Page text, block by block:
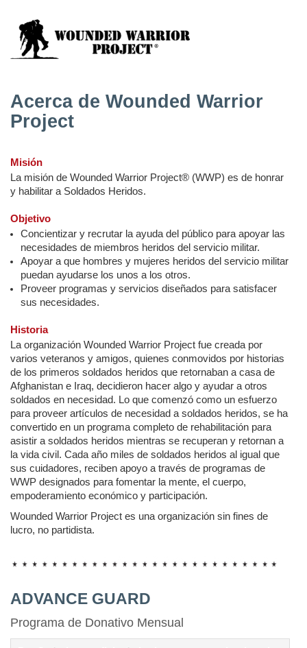
Acerca de Wounded Warrior
Project
Misión
La misión de Wounded Warrior Project® (WWP) es de honrar
y habilitar a Soldados Heridos.
Objetivo
Concientizar y recrutar la ayuda del público para apoyar las
necesidades de miembros heridos del servicio militar.
Apoyar a que hombres y mujeres heridos del servicio militar
puedan ayudarse los unos a los otros.
Proveer programas y servicios diseñados para satisfacer
sus necesidades.
Historia
La organización Wounded Warrior Project fue creada por
varios veteranos y amigos, quienes conmovidos por historias
de los primeros soldados heridos que retornaban a casa de
Afghanistan e Iraq, decidieron hacer algo y ayudar a otros
soldados en necesidad. Lo que comenzó como un esfuerzo
para proveer artículos de necesidad a soldados heridos, se ha
convertido en un programa completo de rehabilitación para
asistir a soldados heridos mientras se recuperan y retornan a
la vida civil. Cada año miles de soldados heridos al igual que
sus cuidadores, reciben apoyo a través de programas de
WWP designados para fomentar la mente, el cuerpo,
empoderamiento económico y participación.
Wounded Warrior Project es una organización sin fines de
lucro, no partidista.
ADVANCE GUARD
Programa de Donativo Mensual